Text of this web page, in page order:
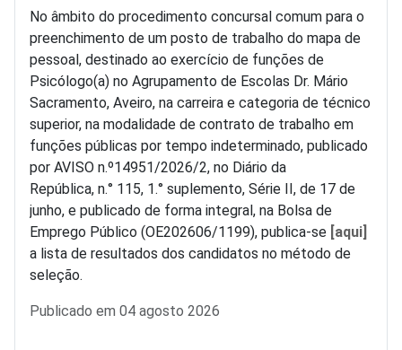
No âmbito do procedimento concursal comum para o
preenchimento de um posto de trabalho do mapa de
pessoal, destinado ao exercício de funções de
Psicólogo(a) no Agrupamento de Escolas Dr. Mário
Sacramento, Aveiro, na carreira e categoria de técnico
superior, na modalidade de contrato de trabalho em
funções públicas por tempo indeterminado, publicado
por AVISO n.º14951/2026/2, no Diário da
República, n.° 115, 1.° suplemento, Série II, de 17 de
junho, e publicado de forma integral, na Bolsa de
Emprego Público (OE202606/1199), publica-se [aqui]
a lista de resultados dos candidatos no método de
seleção.
Detalhes
Publicado em 04 agosto 2026